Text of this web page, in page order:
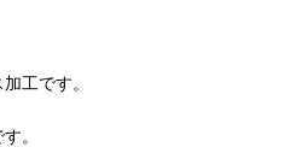
工です。
。